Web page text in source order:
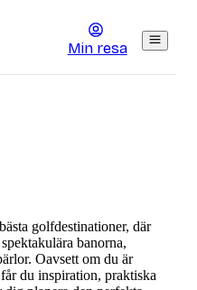
Min resa
golfdestinationer, där
banorna,
Oavsett om du är
du inspiration, praktiska